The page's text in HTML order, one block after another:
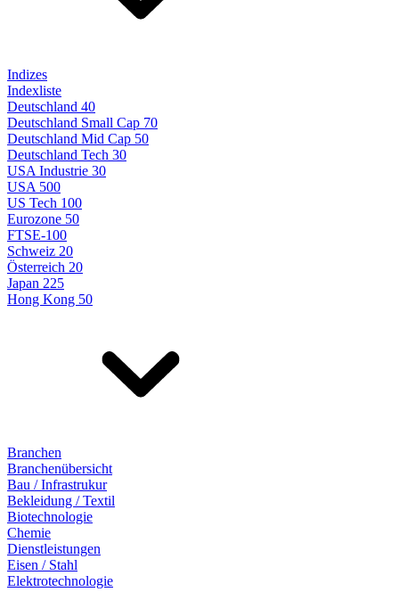
Indizes
Indexliste
Deutschland 40
Deutschland Small Cap 70
Deutschland Mid Cap 50
Deutschland Tech 30
USA Industrie 30
USA 500
US Tech 100
Eurozone 50
FTSE-100
Schweiz 20
Österreich 20
Japan 225
Hong Kong 50
Branchen
Branchenübersicht
Bau / Infrastrukur
Bekleidung / Textil
Biotechnologie
Chemie
Dienstleistungen
Eisen / Stahl
Elektrotechnologie